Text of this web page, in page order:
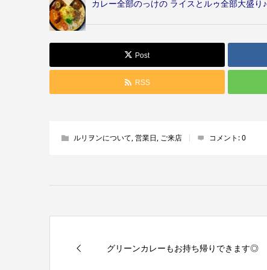
カレー全部のっけの ライスとルゥ全部大盛り♪
Post
RSS
ルリヲンについて,営業日, ご来店 コメント:0
グリーンカレーもお持ち帰りできます◎